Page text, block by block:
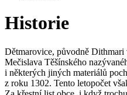
Historie
Dětmarovice, původně
Mečislava Těšínského
i některých jiných materiálů
z roku 1302. Tento letopočet